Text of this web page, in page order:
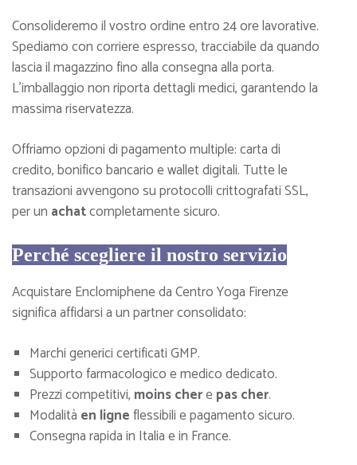
Consolideremo il vostro ordine entro 24 ore lavorative.
Spediamo con corriere espresso, tracciabile da quando
lascia il magazzino fino alla consegna alla porta.
L’imballaggio non riporta dettagli medici, garantendo la
massima riservatezza.
Offriamo opzioni di pagamento multiple: carta di
credito, bonifico bancario e wallet digitali. Tutte le
transazioni avvengono su protocolli crittografati SSL,
per un achatcompletamente sicuro.
Perché scegliere il nostro servizio
Acquistare Enclomiphene da Centro Yoga Firenze
significa affidarsi a un partner consolidato:
Marchi generici certificati GMP.
Supporto farmacologico e medico dedicato.
Prezzi competitivi, moins cherepas cher.
Modalità en ligneflessibili e pagamento sicuro.
Consegna rapida in Italia e in France.